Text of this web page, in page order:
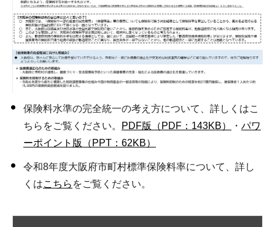
保険料水準の完全統一の考え方について、詳しくはこ
ちらをご覧ください。
PDF版（PDF：143KB） ・ パワ
ーポイント版（PPT：62KB）
令和8年度大阪府市町村標準保険料率について、詳し
くはこちら をご覧ください。